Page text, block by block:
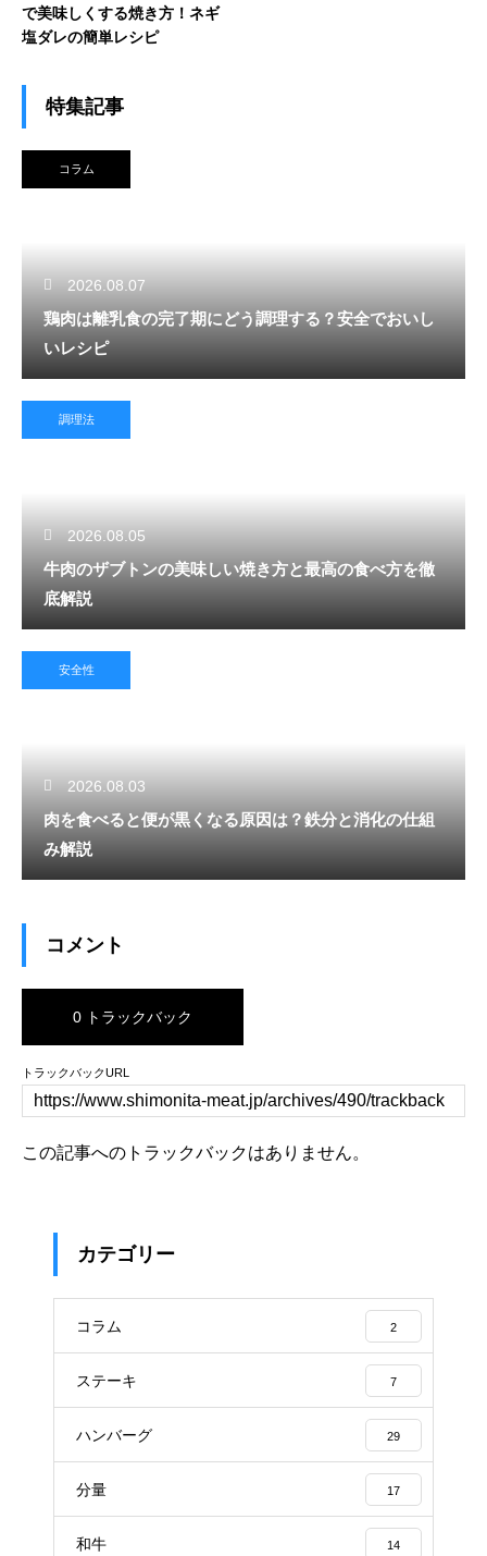
で美味しくする焼き方！ネギ
塩ダレの簡単レシピ
特集記事
コラム
2026.08.07
鶏肉は離乳食の完了期にどう調理する？安全でおいし
いレシピ
調理法
2026.08.05
牛肉のザブトンの美味しい焼き方と最高の食べ方を徹
底解説
安全性
2026.08.03
肉を食べると便が黒くなる原因は？鉄分と消化の仕組
み解説
コメント
0 トラックバック
トラックバックURL
この記事へのトラックバックはありません。
カテゴリー
コラム 2
ステーキ 7
ハンバーグ 29
分量 17
和牛 14